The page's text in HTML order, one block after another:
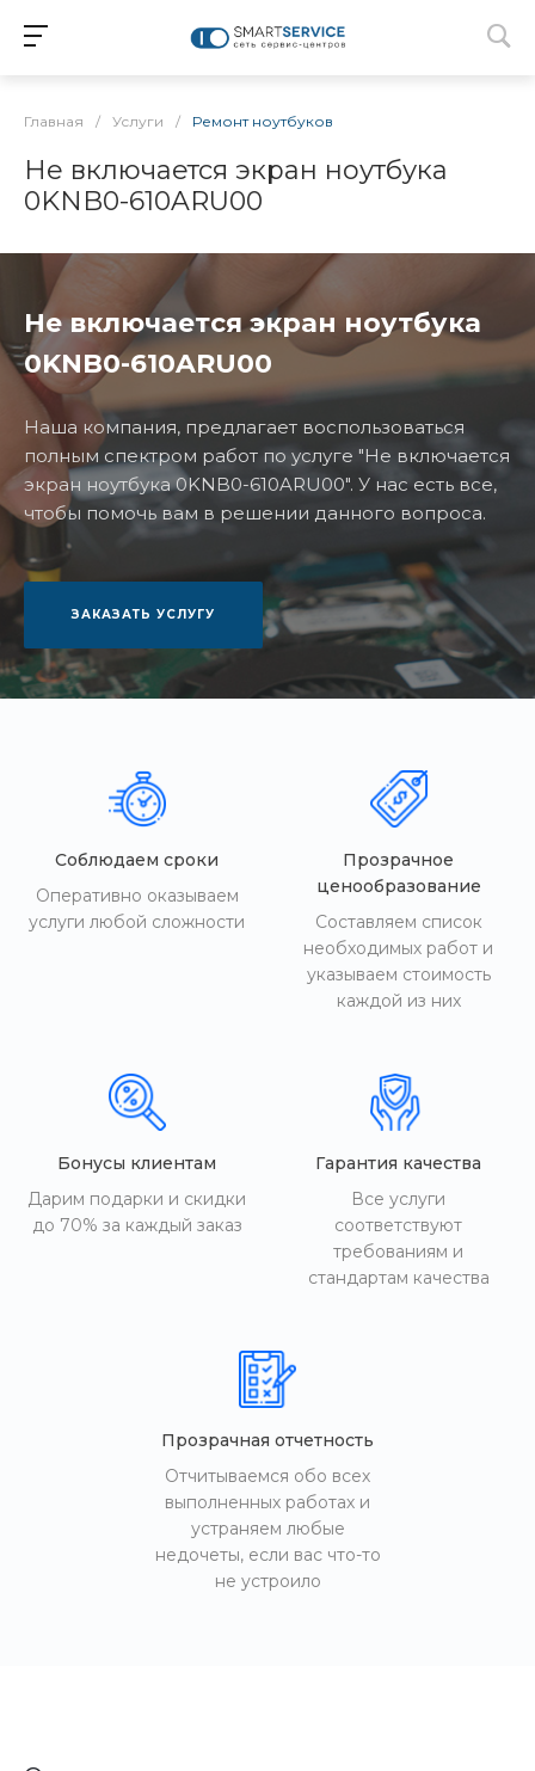
Главная / Услуги / Ремонт ноутбуков
Не включается экран ноутбука
0KNB0-610ARU00
Не включается экран ноутбука
0KNB0-610ARU00
Наша компания, предлагает воспользоваться
полным спектром работ по услуге "Не включается
экран ноутбука 0KNB0-610ARU00". У нас есть все,
чтобы помочь вам в решении данного вопроса.
ЗАКАЗАТЬ УСЛУГУ
Соблюдаем сроки
Оперативно оказываем
услуги любой сложности
Прозрачное
ценообразование
Составляем список
необходимых работ и
указываем стоимость
каждой из них
Бонусы клиентам
Дарим подарки и скидки
до 70% за каждый заказ
Гарантия качества
Все услуги
соответствуют
требованиям и
стандартам качества
Прозрачная отчетность
Отчитываемся обо всех
выполненных работах и
устраняем любые
недочеты, если вас что-то
не устроило